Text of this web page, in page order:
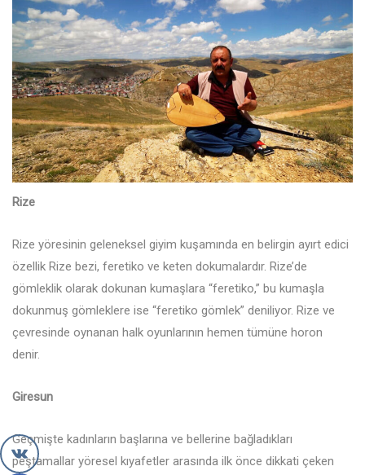
Rize
Rize yöresinin geleneksel giyim kuşamında en belirgin ayırt edici
özellik Rize bezi, feretiko ve keten dokumalardır. Rize’de
gömleklik olarak dokunan kumaşlara “feretiko,” bu kumaşla
dokunmuş gömleklere ise “feretiko gömlek” deniliyor. Rize ve
çevresinde oynanan halk oyunlarının hemen tümüne horon
denir.
Giresun
Geçmişte kadınların başlarına ve bellerine bağladıkları
peştamallar yöresel kıyafetler arasında ilk önce dikkati çeken